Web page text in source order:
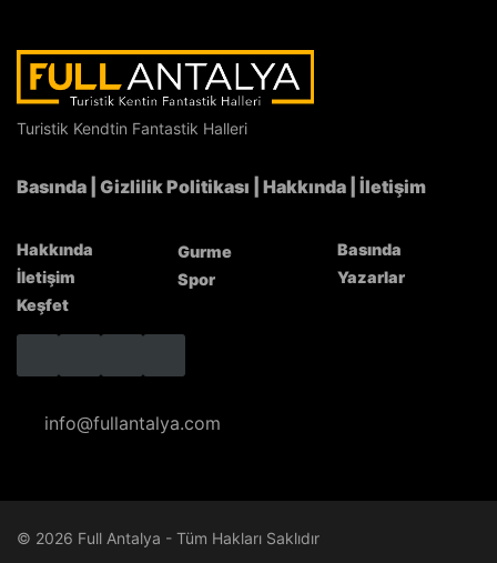
Tadında Anadolu Hatay Lezzet Günleri’nin yeni
durağı FTA Antalya Havalimanı
Turistik Kendtin Fantastik Halleri
Basında Gizlilik Politikası Hakkında İletişim
Hakkında
İletişim
Keşfet
Gurme
Spor
Basında
Yazarlar
info@fullantalya.com
© 2026 Full Antalya - Tüm Hakları Saklıdır